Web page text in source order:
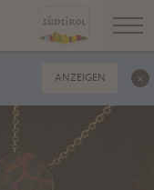
ANZEIGEN